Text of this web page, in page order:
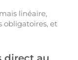
linéaire,
obligatoires, et